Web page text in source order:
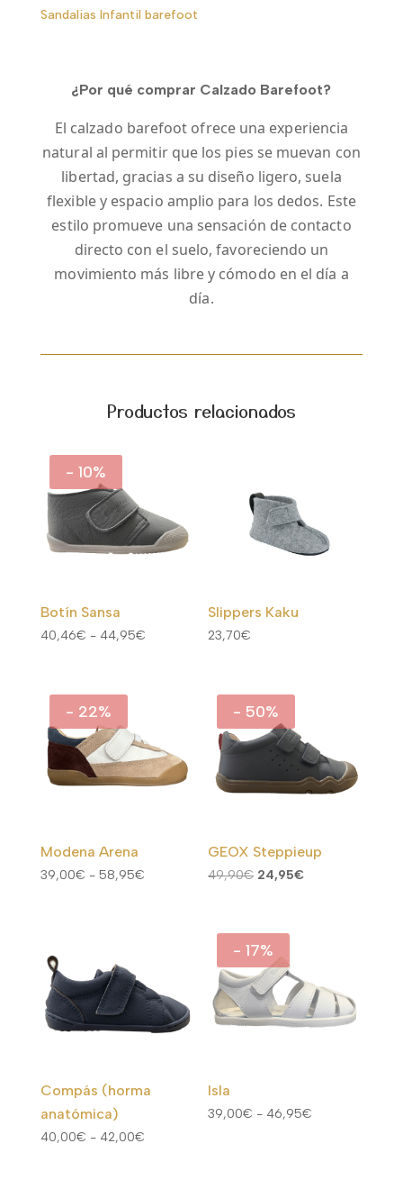
Sandalias Infantil barefoot
¿Por qué comprar Calzado Barefoot?
El calzado barefoot ofrece una experiencia
natural al permitir que los pies se muevan con
libertad, gracias a su diseño ligero, suela
flexible y espacio amplio para los dedos. Este
estilo promueve una sensación de contacto
directo con el suelo, favoreciendo un
movimiento más libre y cómodo en el día a
día.
Productos relacionados
- 10%
Botín Sansa
40,46€ - 44,95€Rango
hasta
44,95€
Slippers Kaku
23,70€
- 22%
Modena Arena
39,00€ - 58,95€Rango
hasta
58,95€
- 50%
GEOX Steppieup
49,90€ El
era:
49,90€.
24,95€El
Compás (horma
anatómica)
40,00€ - 42,00€Rango
- 17%
Isla
39,00€ - 46,95€